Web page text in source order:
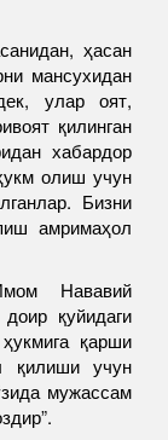
ҳасан
мансухидан
улар оят,
қилинган
хабардор
олиш учун
Бизни
амримаҳол
Нававий
қуйидаги
қарши
қилиши учун
мужассам